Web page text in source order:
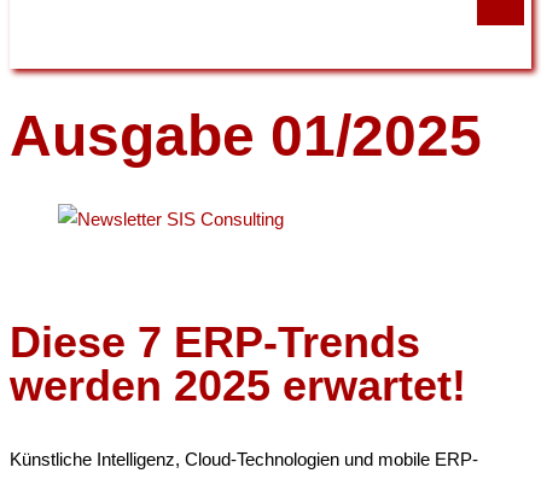
Ausgabe 01/2025
Diese 7 ERP-Trends
werden 2025 erwartet!
Künstliche Intelligenz, Cloud-Technologien und mobile ERP-